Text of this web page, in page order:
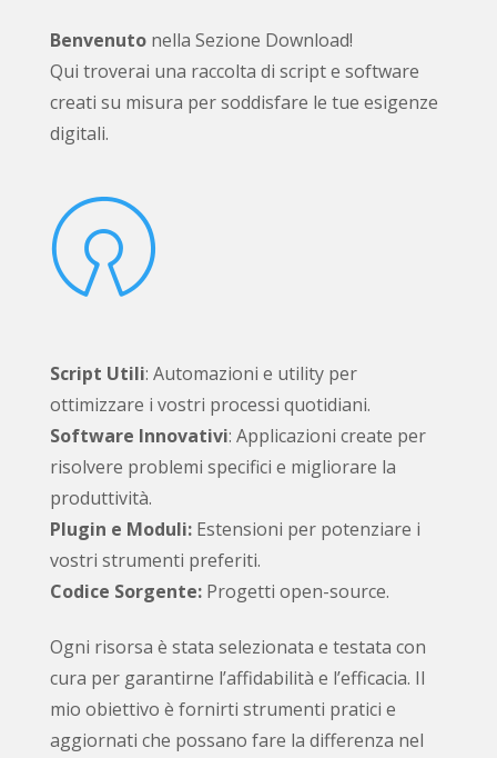
Benvenutonella Sezione Download!
Qui troverai una raccolta di script e software
creati su misura per soddisfare le tue esigenze
digitali.

Script Utili: Automazioni e utility per
ottimizzare i vostri processi quotidiani.
Software Innovativi: Applicazioni create per
risolvere problemi specifici e migliorare la
produttività.
Plugin e Moduli:Estensioni per potenziare i
vostri strumenti preferiti.
Codice Sorgente:Progetti open-source.
Ogni risorsa è stata selezionata e testata con
cura per garantirne l’affidabilità e l’efficacia. Il
mio obiettivo è fornirti strumenti pratici e
aggiornati che possano fare la differenza nel